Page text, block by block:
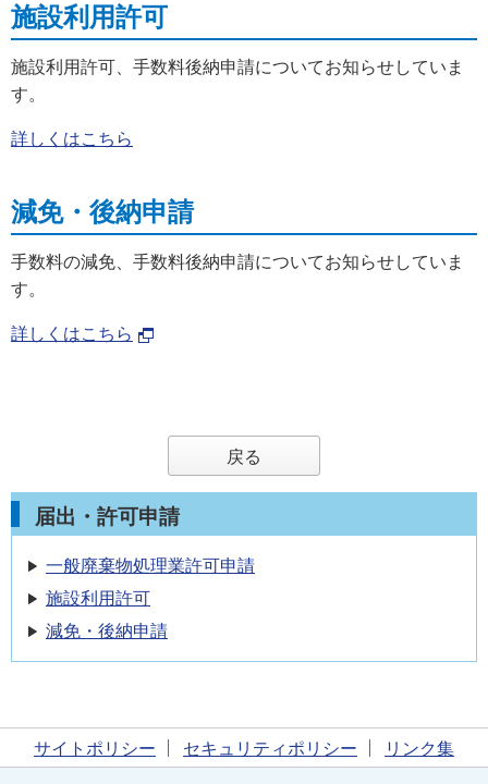
施設利用許可
施設利用許可、手数料後納申請についてお知らせしていま
す。
詳しくはこちら
減免・後納申請
手数料の減免、手数料後納申請についてお知らせしていま
す。
詳しくはこちら
戻る
届出・許可申請
一般廃棄物処理業許可申請
施設利用許可
減免・後納申請
サイトポリシー セキュリティポリシー リンク集